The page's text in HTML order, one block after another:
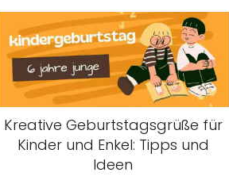
Kreative Geburtstagsgrüße für
Kinder und Enkel: Tipps und
Ideen